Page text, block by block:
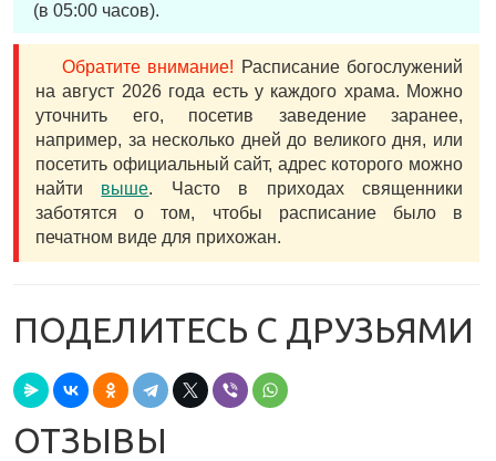
(в 05:00 часов).
Обратите внимание! Расписание богослужений
на август 2026 года есть у каждого храма. Можно
уточнить его, посетив заведение заранее,
например, за несколько дней до великого дня, или
посетить официальный сайт, адрес которого можно
найти выше. Часто в приходах священники
заботятся о том, чтобы расписание было в
печатном виде для прихожан.
ПОДЕЛИТЕСЬ С ДРУЗЬЯМИ
ОТЗЫВЫ